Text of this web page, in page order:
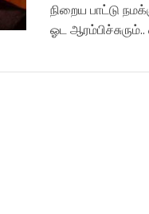
நிறைய பாட்டு
ஓட